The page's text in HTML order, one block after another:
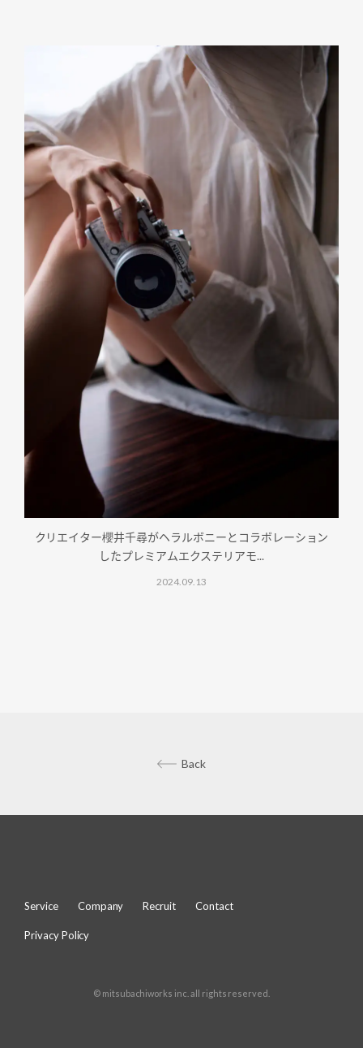
クリエイター櫻井千尋がヘラルボニーとコラボレーション
したプレミアムエクステリアモ...
2024.09.13
Back
Service Company Recruit Contact
Privacy Policy
© mitsubachiworks inc. all rights reserved.